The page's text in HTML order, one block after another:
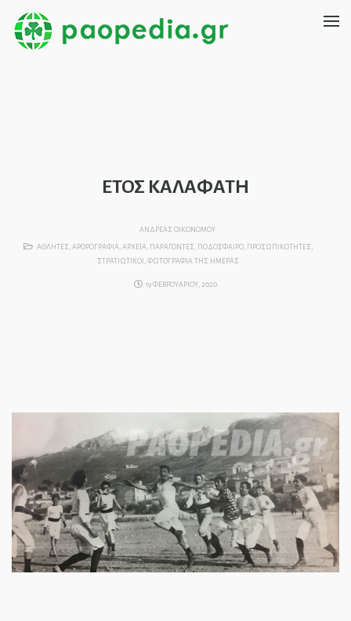
ΕΤΟΣ ΚΑΛΑΦΑΤΗ
ΑΝΔΡΕΑΣ ΟΙΚΟΝΟΜΟΥ
ΑΘΛΗΤΕΣ, ΑΡΘΡΟΓΡΑΦΙΑ, ΑΡΧΕΙΑ, ΠΑΡΑΓΟΝΤΕΣ, ΠΟΔΟΣΦΑΙΡΟ, ΠΡΟΣΩΠΙΚΟΤΗΤΕΣ,
ΣΤΡΑΤΙΩΤΙΚΟΙ , ΦΩΤΟΓΡΑΦΙΑ ΤΗΣ ΗΜΕΡΑΣ
19 ΦΕΒΡΟΥΑΡΙΟΥ, 2020